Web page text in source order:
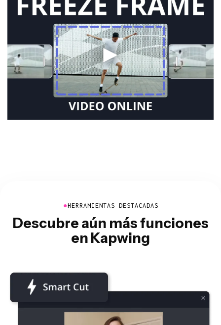
●HERRAMIENTAS DESTACADAS
Descubre aún más funciones
en Kapwing